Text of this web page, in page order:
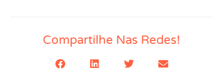
Compartilhe Nas Redes!